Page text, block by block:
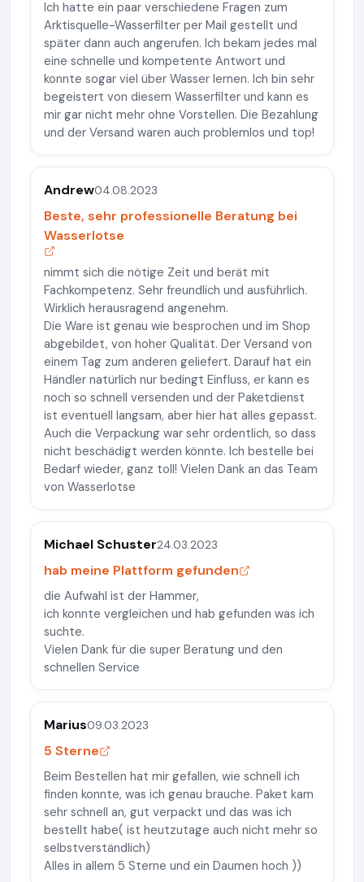
Ich hatte ein paar verschiedene Fragen zum
Arktisquelle-Wasserfilter per Mail gestellt und
später dann auch angerufen. Ich bekam jedes mal
eine schnelle und kompetente Antwort und
konnte sogar viel über Wasser lernen. Ich bin sehr
begeistert von diesem Wasserfilter und kann es
mir gar nicht mehr ohne Vorstellen. Die Bezahlung
und der Versand waren auch problemlos und top!
Andrew04.08.2023
Beste, sehr professionelle Beratung bei
Wasserlotse
nimmt sich die nötige Zeit und berät mit
Fachkompetenz. Sehr freundlich und ausführlich.
Wirklich herausragend angenehm.
Die Ware ist genau wie besprochen und im Shop
abgebildet, von hoher Qualität. Der Versand von
einem Tag zum anderen geliefert. Darauf hat ein
Händler natürlich nur bedingt Einfluss, er kann es
noch so schnell versenden und der Paketdienst
ist eventuell langsam, aber hier hat alles gepasst.
Auch die Verpackung war sehr ordentlich, so dass
nicht beschädigt werden könnte. Ich bestelle bei
Bedarf wieder, ganz toll! Vielen Dank an das Team
von Wasserlotse
Michael Schuster24.03.2023
hab meine Plattform gefunden
die Aufwahl ist der Hammer,
ich konnte vergleichen und hab gefunden was ich
suchte.
Vielen Dank für die super Beratung und den
schnellen Service
Marius09.03.2023
5 Sterne
Beim Bestellen hat mir gefallen, wie schnell ich
finden konnte, was ich genau brauche. Paket kam
sehr schnell an, gut verpackt und das was ich
bestellt habe( ist heutzutage auch nicht mehr so
selbstverständlich)
Alles in allem 5 Sterne und ein Daumen hoch ))